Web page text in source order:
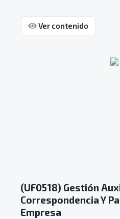
Ver contenido
(UF0518) Gestión
Correspondencia Y
Empresa